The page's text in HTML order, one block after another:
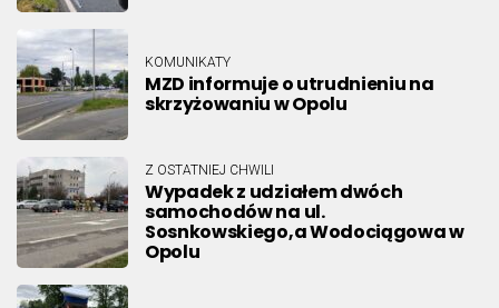
KOMUNIKATY
MZD informuje o utrudnieniu na
skrzyżowaniu w Opolu
Z OSTATNIEJ CHWILI
Wypadek z udziałem dwóch
samochodów na ul.
Sosnkowskiego,a Wodociągowa w
Opolu